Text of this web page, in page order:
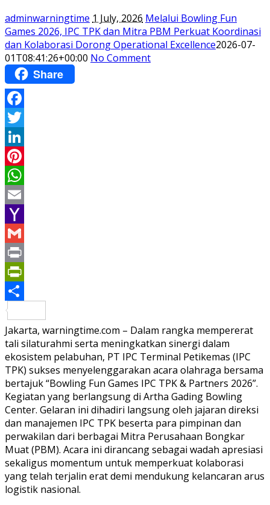
adminwarningtime 1 July, 2026 Melalui Bowling Fun
Games 2026, IPC TPK dan Mitra PBM Perkuat Koordinasi
dan Kolaborasi Dorong Operational Excellence2026-07-
01T08:41:26+00:00 No Comment
Share
Facebook
Twitter
LinkedIn
Pinterest
WhatsApp
Email
Yahoo
Mail
Gmail
Print
PrintFriendly
Jakarta, warningtime.com – Dalam rangka mempererat
tali silaturahmi serta meningkatkan sinergi dalam
ekosistem pelabuhan, PT IPC Terminal Petikemas (IPC
TPK) sukses menyelenggarakan acara olahraga bersama
bertajuk “Bowling Fun Games IPC TPK & Partners 2026”.
Kegiatan yang berlangsung di Artha Gading Bowling
Center. Gelaran ini dihadiri langsung oleh jajaran direksi
dan manajemen IPC TPK beserta para pimpinan dan
perwakilan dari berbagai Mitra Perusahaan Bongkar
Muat (PBM). Acara ini dirancang sebagai wadah apresiasi
sekaligus momentum untuk memperkuat kolaborasi
yang telah terjalin erat demi mendukung kelancaran arus
logistik nasional.